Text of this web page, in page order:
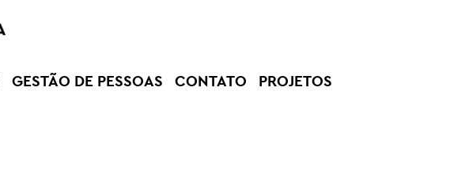
GESTÃO DE PESSOAS CONTATO PROJETOS